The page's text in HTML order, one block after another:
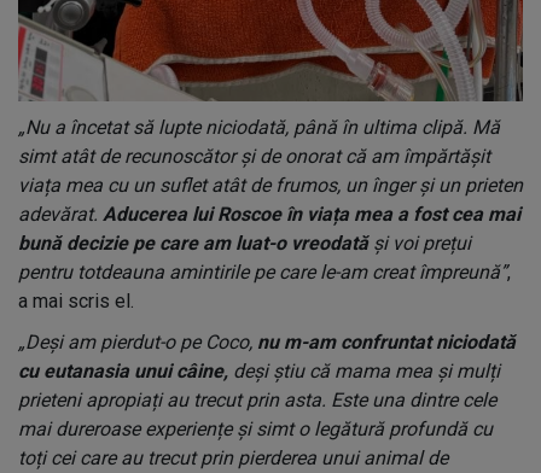
„Nu a încetat să lupte niciodată, până în ultima clipă. Mă
simt atât de recunoscător și de onorat că am împărtășit
viața mea cu un suflet atât de frumos, un înger și un prieten
adevărat. Aducerea lui Roscoe în viața mea a fost cea mai
bună decizie pe care am luat-o vreodatăși voi prețui
pentru totdeauna amintirile pe care le-am creat împreună”,
a mai scris el.
„Deși am pierdut-o pe Coco, nu m-am confruntat niciodată
cu eutanasia unui câine, deși știu că mama mea și mulți
prieteni apropiați au trecut prin asta. Este una dintre cele
mai dureroase experiențe și simt o legătură profundă cu
toți cei care au trecut prin pierderea unui animal de